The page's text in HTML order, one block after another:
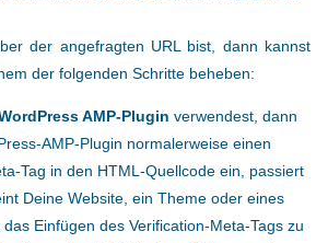
der angefragten URL bist, dann kannst
der folgenden Schritte beheben:
AMP-Plugin verwendest, dann
AMP-Plugin normalerweise einen
Tag in den HTML-Quellcode ein, passiert
Deine Website, ein Theme oder eines
Einfügen des Verification-Meta-Tags zu